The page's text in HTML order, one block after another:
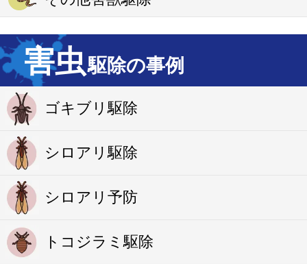
害虫駆除の事例
ゴキブリ駆除
シロアリ駆除
シロアリ予防
トコジラミ駆除